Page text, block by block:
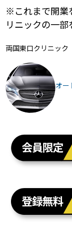
※これまで開業
リニックの一部
両国東口クリニッ
オー